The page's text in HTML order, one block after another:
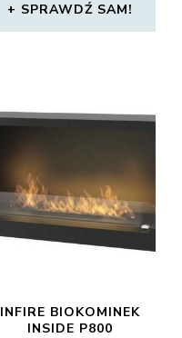
SPRAWDŹ SAM!
INFIRE BIOKOMINEK
INSIDE P800